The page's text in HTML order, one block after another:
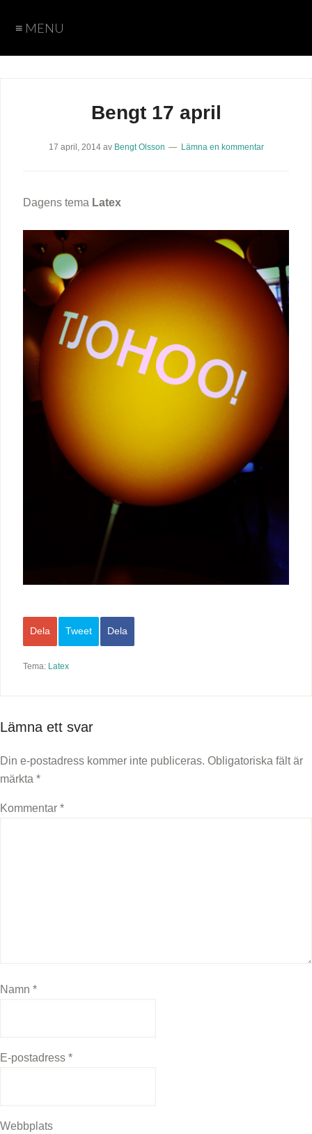
≡ MENU
text
text
Bengt 17 april
17 april, 2014av Bengt Olsson Lämna en kommentar
Dagens tema Latex
Dela
Tweet
Dela
Tema: Latex
Lämna ett svar
Din e-postadress kommer inte publiceras. Obligatoriska fält är
märkta *
Kommentar *
Namn *
E-postadress *
Webbplats